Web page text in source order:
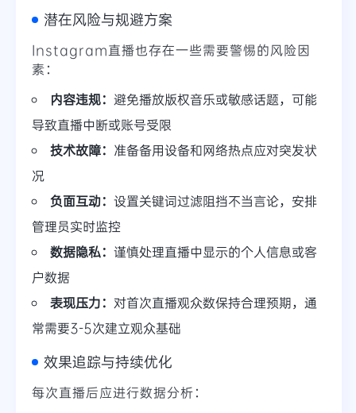
潜在风险与规避方案
Instagram直播也存在一些需要警惕的风险因
素：
内容违规： 避免播放版权音乐或敏感话题，可能
导致直播中断或账号受限
技术故障： 准备备用设备和网络热点应对突发状
况
负面互动： 设置关键词过滤阻挡不当言论，安排
管理员实时监控
数据隐私： 谨慎处理直播中显示的个人信息或客
户数据
表现压力： 对首次直播观众数保持合理预期，通
常需要3-5次建立观众基础
效果追踪与持续优化
每次直播后应进行数据分析：